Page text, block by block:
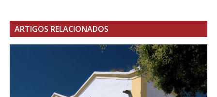
ARTIGOS RELACIONADOS